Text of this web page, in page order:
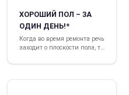
ХОРОШИЙ ПОЛ – ЗА
ОДИН ДЕНЬ!*
Когда во время ремонта речь
заходит о плоскости пола, то
жильцов и строителей
же и как пол выровнять? А